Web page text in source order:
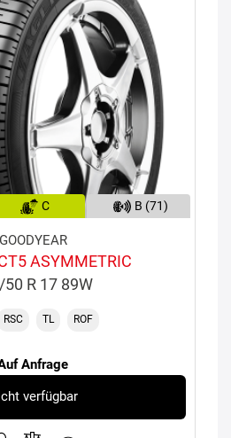
C B (71)
GOODYEAR
ASYMMETRIC
R 17 89W
RSC TL ROF
Anfrage
verfügbar